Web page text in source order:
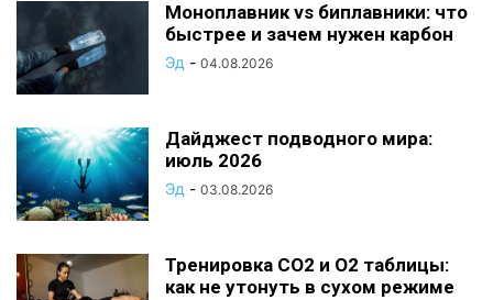
Моноплавник vs биплавники: что
быстрее и зачем нужен карбон
Эд - 04.08.2026
Дайджест подводного мира:
июль 2026
Эд - 03.08.2026
Тренировка CO2 и O2 таблицы:
как не утонуть в сухом режиме